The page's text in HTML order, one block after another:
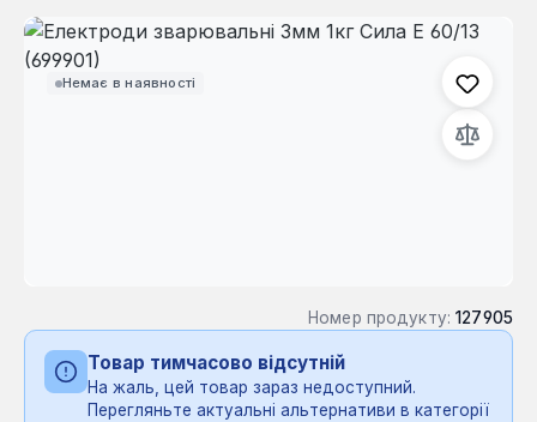
Немає в наявності
Пропустити галерею зображень
Номер продукту: 127905
Товар тимчасово відсутній
На жаль, цей товар зараз недоступний.
Перегляньте актуальні альтернативи в категорії